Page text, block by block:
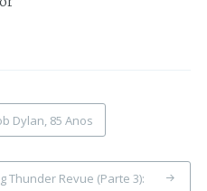
Dylan, 85 Anos
Thunder Revue (Parte 3):